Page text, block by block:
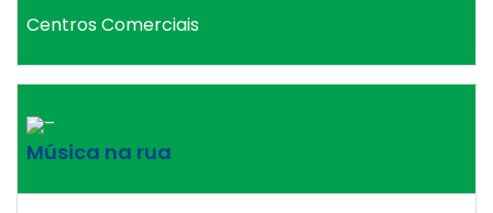
Centros Comerciais
–
Música na rua